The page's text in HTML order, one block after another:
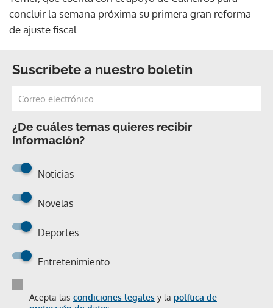
concluir la semana próxima su primera gran reforma
de ajuste fiscal.
Suscríbete a nuestro boletín
¿De cuáles temas quieres recibir
información?
Noticias
Novelas
Deportes
Entretenimiento
Acepta las condiciones legales y la política de